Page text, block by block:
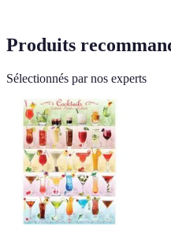
Produits
Sélectionnés par nos experts